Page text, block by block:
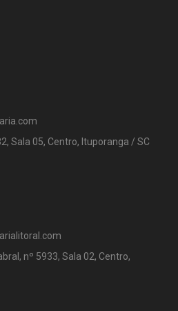
Sala 05, Centro, Ituporanga / SC
nº 5933, Sala 02, Centro,